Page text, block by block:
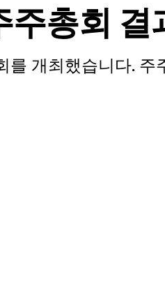
주총회 결
개최했습니다. 주